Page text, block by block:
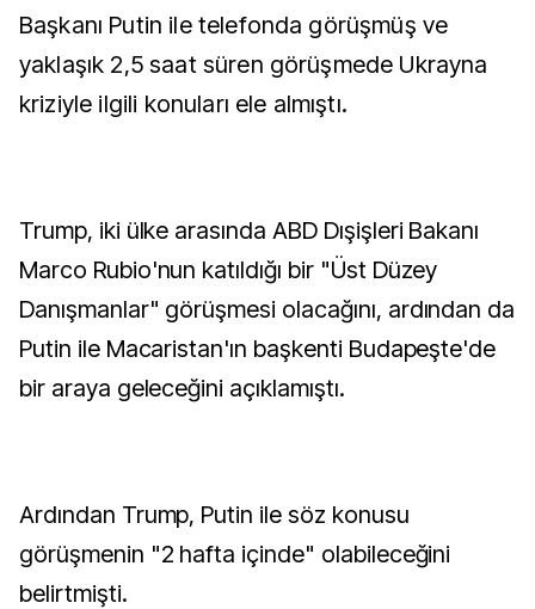
Başkanı Putin ile telefonda görüşmüş ve
yaklaşık 2,5 saat süren görüşmede Ukrayna
kriziyle ilgili konuları ele almıştı.
Trump, iki ülke arasında ABD Dışişleri Bakanı
Marco Rubio'nun katıldığı bir "Üst Düzey
Danışmanlar" görüşmesi olacağını, ardından da
Putin ile Macaristan'ın başkenti Budapeşte'de
bir araya geleceğini açıklamıştı.
Ardından Trump, Putin ile söz konusu
görüşmenin "2 hafta içinde" olabileceğini
belirtmişti.